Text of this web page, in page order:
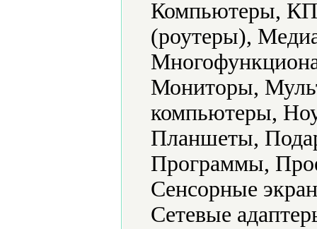
Компьютеры,
(роутеры),
Мониторы,
компьютеры,
Планшеты,
Программы,
Сенсорные
Сетевые